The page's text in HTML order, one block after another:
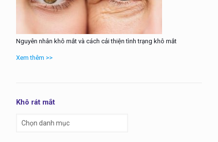
Nguyên nhân khô mắt và cách cải thiện tình trạng khô mắt
Xem thêm >>
Khô rát mắt
rát